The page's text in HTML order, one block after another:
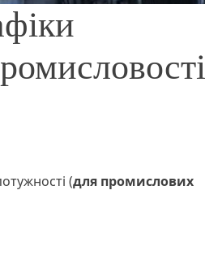
(для промислових